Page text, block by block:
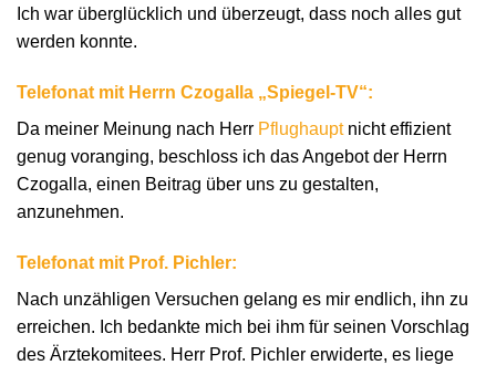
Ich war überglücklich und überzeugt, dass noch alles gut
werden konnte.
Telefonat mit Herrn Czogalla „Spiegel-TV“:
Da meiner Meinung nach Herr Pflughauptnicht effizient
genug voranging, beschloss ich das Angebot der Herrn
Czogalla, einen Beitrag über uns zu gestalten,
anzunehmen.
Telefonat mit Prof. Pichler:
Nach unzähligen Versuchen gelang es mir endlich, ihn zu
erreichen. Ich bedankte mich bei ihm für seinen Vorschlag
des Ärztekomitees. Herr Prof. Pichler erwiderte, es liege